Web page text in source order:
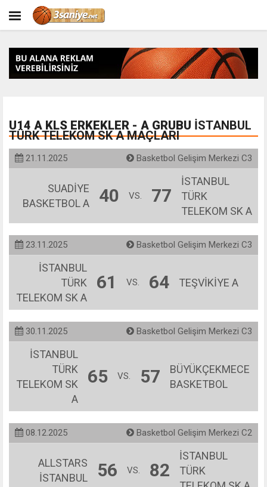
U14 A KLS ERKEKLER - A GRUBU İSTANBUL
TÜRK TELEKOM SK A MAÇLARI
21.11.2025 Basketbol Gelişim Merkezi C3
SUADİYE
BASKETBOL A
40 VS. 77
İSTANBUL
TÜRK
TELEKOM SK A
23.11.2025 Basketbol Gelişim Merkezi C3
İSTANBUL
TÜRK
TELEKOM SK A
61 VS. 64 TEŞVİKİYE A
30.11.2025 Basketbol Gelişim Merkezi C3
İSTANBUL
TÜRK
TELEKOM SK
A
65 VS. 57
BÜYÜKÇEKMECE
BASKETBOL
08.12.2025 Basketbol Gelişim Merkezi C2
ALLSTARS
İSTANBUL
56 VS. 82
İSTANBUL
TÜRK